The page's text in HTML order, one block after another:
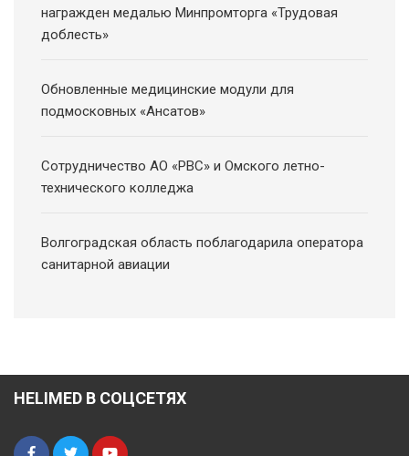
награжден медалью Минпромторга «Трудовая
доблесть»
Обновленные медицинские модули для
подмосковных «Ансатов»
Сотрудничество АО «РВС» и Омского летно-
технического колледжа
Волгоградская область поблагодарила оператора
санитарной авиации
HELIMED В СОЦСЕТЯХ